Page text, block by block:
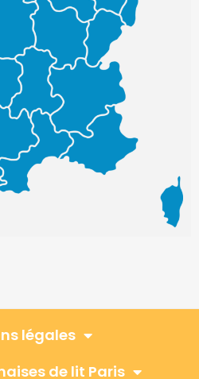
légales
de lit Paris